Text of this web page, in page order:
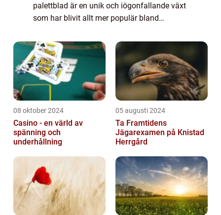
palettblad är en unik och iögonfallande växt
som har blivit allt mer populär bland
nästan svarta blad skapar den en dramatisk
o...
08 oktober 2024
Casino - en värld av
spänning och
underhållning
05 augusti 2024
Ta Framtidens
Jägarexamen på Knistad
Herrgård